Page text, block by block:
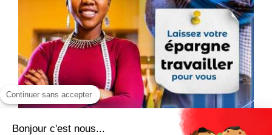
Continuer sans accepter
Bonjour c'est nous...